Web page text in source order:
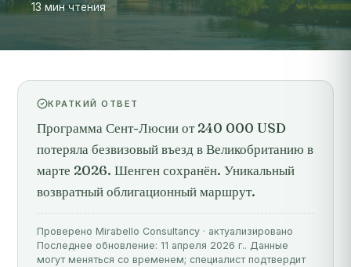
13 мин чтения
КРАТКИЙ ОТВЕТ
Программа Сент-Люсии от 240 000 USD
потеряла безвизовый въезд в Великобританию в
марте 2026. Шенген сохранён. Уникальный
возвратный облигационный маршрут.
Проверено Mirabello Consultancy · актуализировано
Последнее обновление: 11 апреля 2026 г.. Данные
могут меняться со временем; специалист подтвердит